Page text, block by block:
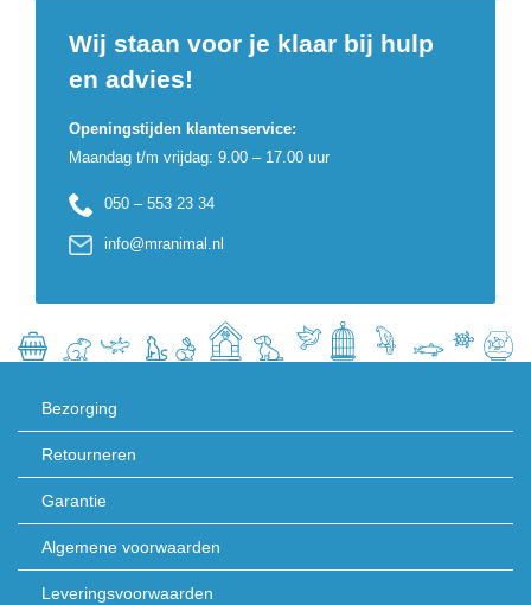
Wij staan voor je klaar bij hulp
en advies!
Openingstijden klantenservice:
Maandag t/m vrijdag: 9.00 – 17.00 uur
050 – 553 23 34
info@mranimal.nl
Bezorging
Retourneren
Garantie
Algemene voorwaarden
Leveringsvoorwaarden